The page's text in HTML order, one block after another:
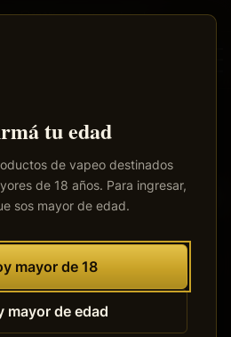
tu edad
de vapeo destinados
de 18 años. Para ingresar,
sos mayor de edad.
mayor de 18
mayor de edad
· 100% productos originales
proyectos
grande. Nuestra tienda está en
abrirá sus puertas.